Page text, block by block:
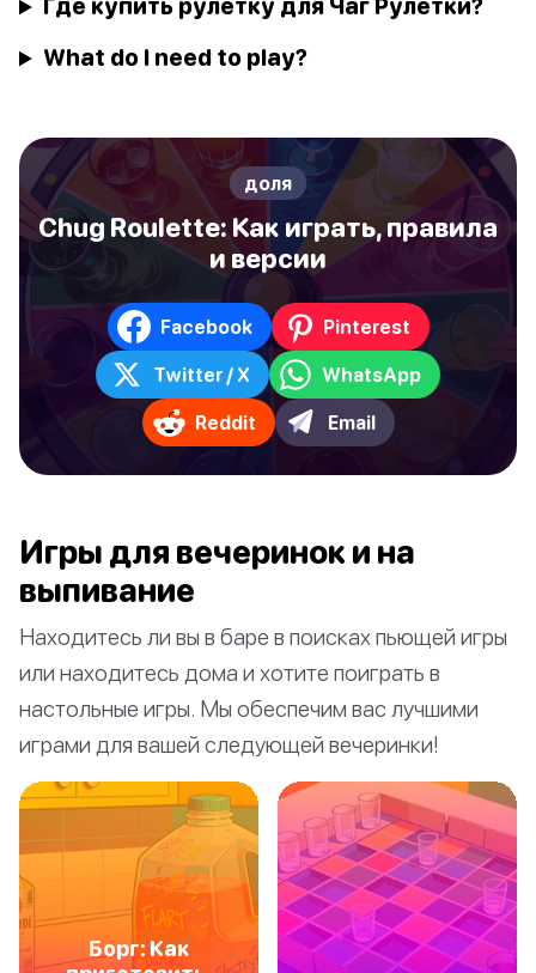
Где купить рулетку для Чаг Рулетки?
What do I need to play?
доля
Chug Roulette: Как играть, правила
и версии
Facebook Pinterest
Twitter / X WhatsApp
Reddit Email
Игры для вечеринок и на
выпивание
Находитесь ли вы в баре в поисках пьющей игры
или находитесь дома и хотите поиграть в
настольные игры. Мы обеспечим вас лучшими
играми для вашей следующей вечеринки!
Борг: Как